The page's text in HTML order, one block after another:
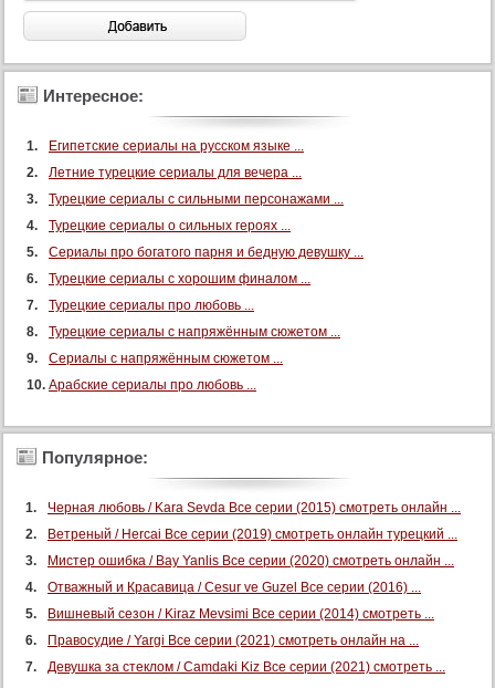
Интересное:
Египетские сериалы на русском языке ...
Летние турецкие сериалы для вечера ...
Турецкие сериалы с сильными персонажами ...
Турецкие сериалы о сильных героях ...
Сериалы про богатого парня и бедную девушку ...
Турецкие сериалы с хорошим финалом ...
Турецкие сериалы про любовь ...
Турецкие сериалы с напряжённым сюжетом ...
Сериалы с напряжённым сюжетом ...
Арабские сериалы про любовь ...
Популярное:
Черная любовь / Kara Sevda Все серии (2015) смотреть онлайн ...
Ветреный / Hercai Все серии (2019) смотреть онлайн турецкий ...
Мистер ошибка / Bay Yanlis Все серии (2020) смотреть онлайн ...
Отважный и Красавица / Cesur ve Guzel Все серии (2016) ...
Вишневый сезон / Kiraz Mevsimi Все серии (2014) смотреть ...
Правосудие / Yargi Все серии (2021) смотреть онлайн на ...
Девушка за стеклом / Camdaki Kiz Все серии (2021) смотреть ...